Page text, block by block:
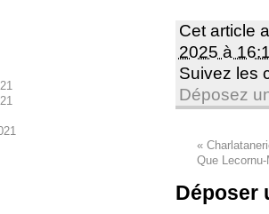
Cet article
2025 à
Suivez les
Déposez
«
Que
Déposer